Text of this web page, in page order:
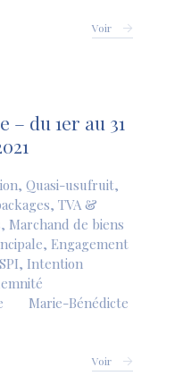
Voir
– du 1er au 31
Quasi-usufruit,
TVA &
Marchand de biens
Engagement
Intention
Marie-Bénédicte
Voir